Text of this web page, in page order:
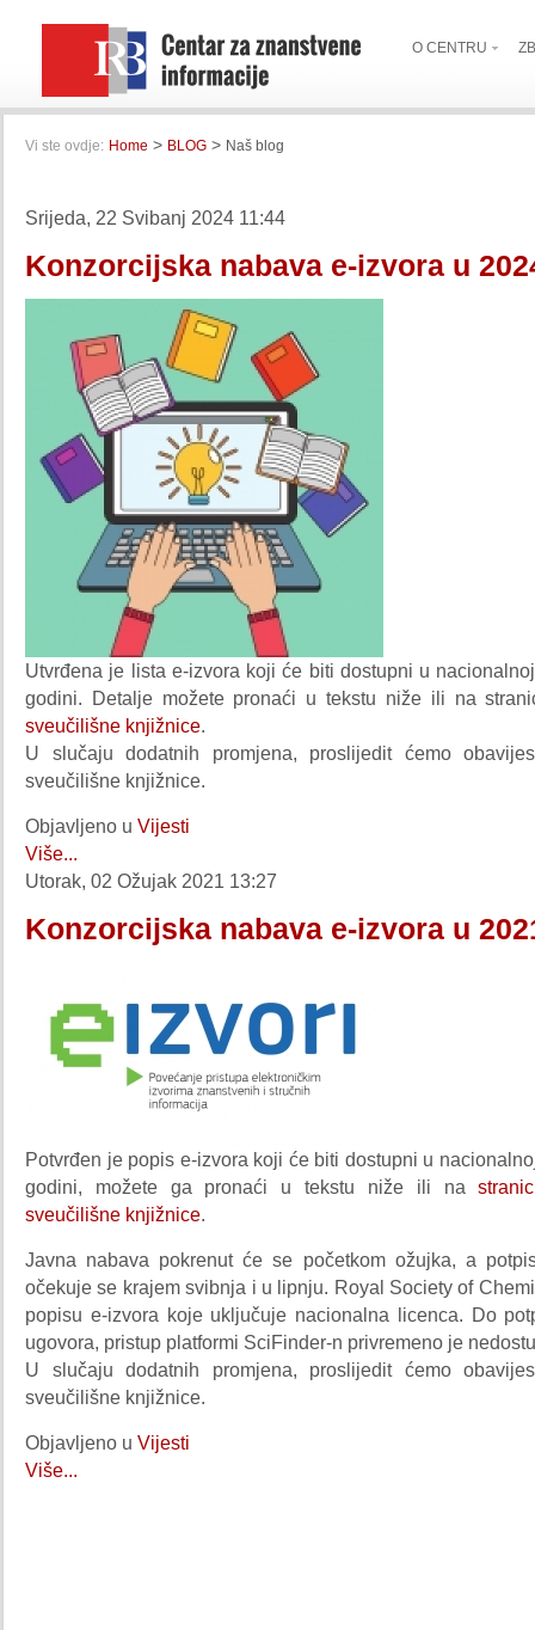
O CENTRU
Vi ste ovdje: Home > BLOG > Naš blog
Srijeda, 22 Svibanj 2024 11:44
Konzorcijska nabava e-izvora u
Utvrđena je lista e-izvora koji će biti dostupni u
godini. Detalje možete pronaći u tekstu niže ili na
sveučilišne knjižnice.
U slučaju dodatnih promjena, proslijedit ćemo
sveučilišne knjižnice.
Objavljeno u Vijesti
Više...
Utorak, 02 Ožujak 2021 13:27
Konzorcijska nabava e-izvora u
Potvrđen je popis e-izvora koji će biti dostupni u
godini, možete ga pronaći u tekstu niže ili na
sveučilišne knjižnice.
Javna nabava pokrenut će se početkom ožujka, a
očekuje se krajem svibnja i u lipnju. Royal Society of
popisu e-izvora koje uključuje nacionalna licenca. Do
ugovora, pristup platformi SciFinder-n privremeno je
U slučaju dodatnih promjena, proslijedit ćemo
sveučilišne knjižnice.
Objavljeno u Vijesti
Više...